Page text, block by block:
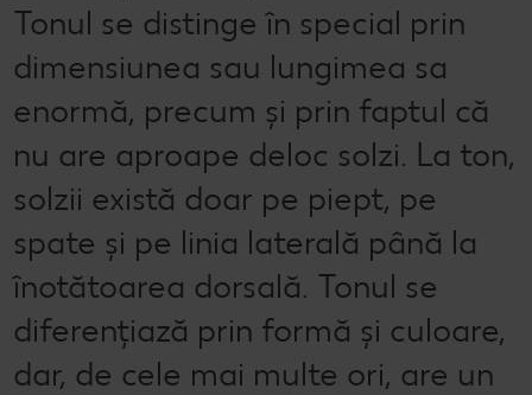
Rețete cu carne
Rețete de post
Când cere ceva dulce
Marcă proprie Kaufland - și calitate și preț mic
România știe să gătească
Kaufland Livrează
Fresh
Concursuri online
Tonul se distinge în special prin
dimensiunea sau lungimea sa
enormă, precum și prin faptul că
nu are aproape deloc solzi. La ton,
solzii există doar pe piept, pe
spate și pe linia laterală până la
înotătoarea dorsală. Tonul se
diferențiază prin formă și culoare,
dar, de cele mai multe ori, are un